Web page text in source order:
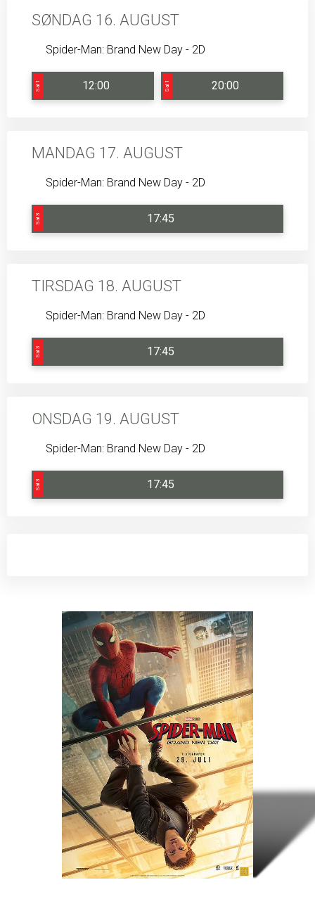
SØNDAG 16. AUGUST
Spider-Man: Brand New Day - 2D
Sal 1 12:00 Sal 1 20:00
MANDAG 17. AUGUST
Spider-Man: Brand New Day - 2D
Sal 3 17:45
TIRSDAG 18. AUGUST
Spider-Man: Brand New Day - 2D
Sal 3 17:45
ONSDAG 19. AUGUST
Spider-Man: Brand New Day - 2D
Sal 3 17:45